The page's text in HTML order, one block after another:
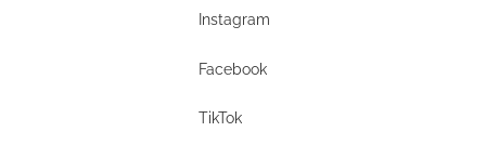
Instagram
Facebook
TikTok